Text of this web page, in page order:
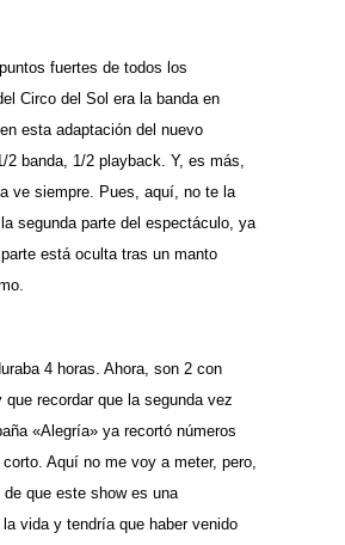
fuertes de todos los
Circo del Sol era la banda en
esta adaptación del nuevo
2 banda, 1/2 playback. Y, es más,
ve siempre. Pues, aquí, no te la
segunda parte del espectáculo, ya
está oculta tras un manto
4 horas. Ahora, son 2 con
que recordar que la segunda vez
«Alegría» ya recortó números
Aquí no me voy a meter, pero,
que este show es una
vida y tendría que haber venido